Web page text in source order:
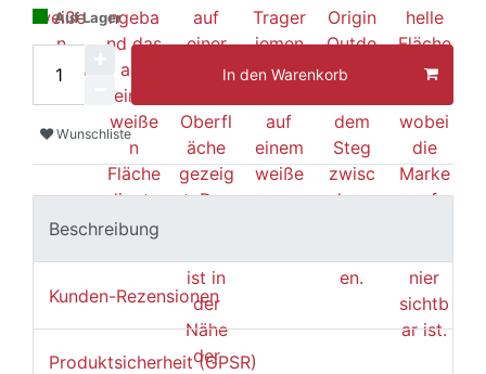
Auf Lager
In den Warenkorb
Wunschliste
Beschreibung
Kunden-Rezensionen
Produktsicherheit (GPSR)